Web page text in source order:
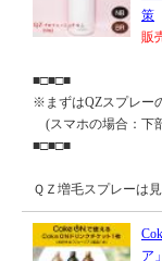
策
販
■□■□■
※まずはQZスプレー
(スマホの場合：下
■□■□■
ＱＺ増毛スプレーは
ア